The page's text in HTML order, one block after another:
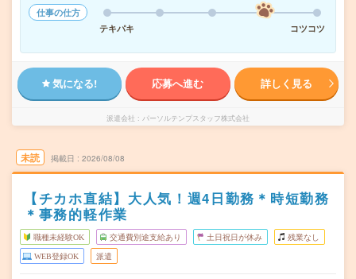
仕事の仕方
テキパキ
コツコツ
気になる! 応募へ進む 詳しく見る
派遣会社 パーソルテンプスタッフ株式会社
未読 掲載日 2026/08/08
【チカホ直結】大人気！週4日勤務＊時短勤務
＊事務的軽作業
職種未経験OK 交通費別途支給あり 土日祝日が休み 残業なし
WEB登録OK 派遣